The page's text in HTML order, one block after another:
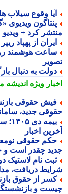
وقوع سیلاب های
ویدیوی
کرد + ویدیو
از پهپاد
به دنبال
ویژهاندیشه
جدید،
بیمه دی
اخبار
چقدر است و
دریافت، مدارک
و بازنشستگان